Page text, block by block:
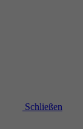
Schließen